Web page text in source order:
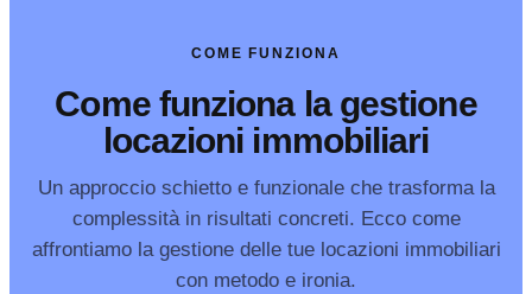
COME FUNZIONA
Come funziona la gestione
locazioni immobiliari
Un approccio schietto e funzionale che trasforma la
complessità in risultati concreti. Ecco come
affrontiamo la gestione delle tue locazioni immobiliari
con metodo e ironia.